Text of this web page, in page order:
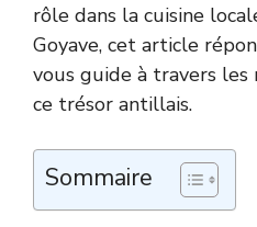
rôle dans la cuisine
Goyave, cet article
vous guide à travers
ce trésor antillais.
Sommaire